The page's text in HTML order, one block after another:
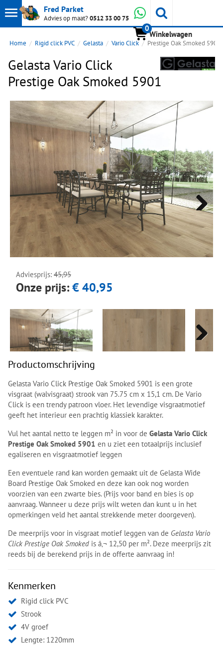
Toon
hoofdmenu
Fred Parket
Advies op maat?0512 33 00 75 Whatsapp
0
Winkelwagen
Home Rigid click PVC Gelasta Vario Click Prestige Oak Smoked 5901
Gelasta Vario Click
Prestige Oak Smoked 5901
Adviesprijs: 45,95
Onze prijs:€ 40,95
Next
Next
Next
Next
Productomschrijving
Gelasta Vario Click Prestige Oak Smoked 5901 is een grote
visgraat (walvisgraat) strook van 75.75 cm x 15,1 cm. De Vario
Click is een trendy patroon vloer. Het levendige visgraatmotief
geeft het interieur een prachtig klassiek karakter.
Vul het aantal netto te leggen m² in voor de Gelasta Vario Click
Prestige Oak Smoked 5901 en u ziet een totaalprijs inclusief
egaliseren en visgraatmotief leggen
Een eventuele rand kan worden gemaakt uit de Gelasta Wide
Board Prestige Oak Smoked en deze kan ook nog worden
voorzien van een zwarte bies. (Prijs voor band en bies is op
aanvraag. Wanneer u deze prijs wilt weten dan kunt u in het
opmerkingen veld het aantal strekkende meter doorgeven).
De meerprijs voor in visgraat motief leggen van de Gelasta Vario
Click Prestige Oak Smoked is â‚¬ 12,50 per m². Deze meerprijs zit
reeds bij de berekend prijs in de offerte aanvraag in!
Kenmerken
Rigid click PVC
Strook
4V groef
Lengte: 1220mm